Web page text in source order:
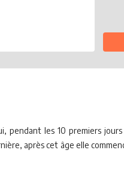
les 10 premiers
après cet âge elle